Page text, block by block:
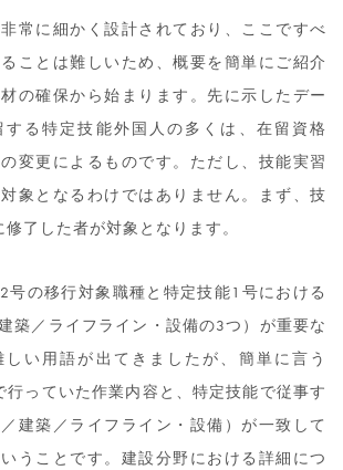
常に細かく設計されており、ここですべ
ことは難しいため、概要を簡単にご紹介
の確保から始まります。先に示したデー
する特定技能外国人の多くは、在留資格
の変更によるものです。ただし、技能実習
象となるわけではありません。まず、技
了した者が対象となります。
の移行対象職種と特定技能1号における
築／ライフライン・設備の3つ）が重要な
い用語が出てきましたが、簡単に言う
行っていた作業内容と、特定技能で従事す
建築／ライフライン・設備）が一致して
うことです。建設分野における詳細につ